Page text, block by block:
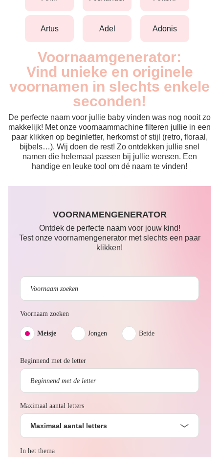
artus adel adonis
Voornaamgenerator:
Vind unieke en originele
voornamen in slechts enkele
seconden!
De perfecte naam voor jullie baby vinden was nog nooit zo
makkelijk! Met onze voornaammachine filteren jullie in een
paar klikken op beginletter, herkomst of stijl (retro, floraal,
bijbels…). Wij doen de rest! Zo ontdekken jullie snel
namen die helemaal passen bij jullie wensen. Een
handige en leuke tool om dé naam te vinden!
VOORNAMENGENERATOR
Ontdek de perfecte naam voor jouw kind!
Test onze voornamengenerator met slechts een paar
klikken!
Voornaam zoeken
Meisje Jongen Beide
Beginnend met de letter
Maximaal aantal letters
Maximaal aantal letters
In het thema